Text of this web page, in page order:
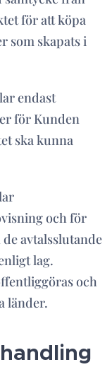
för att köpa
som skapats i
endast
för Kunden
ska kunna
och för
avtalsslutande
lag.
och
länder.